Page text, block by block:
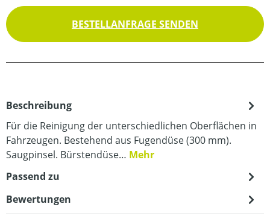
BESTELLANFRAGE SENDEN
Beschreibung
Für die Reinigung der unterschiedlichen Oberflächen in
Fahrzeugen. Bestehend aus Fugendüse (300 mm).
Saugpinsel. Bürstendüse… Mehr
Passend zu
Bewertungen